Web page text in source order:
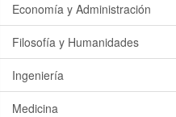
Economía y Administración
Filosofía y Humanidades
Ingeniería
Medicina